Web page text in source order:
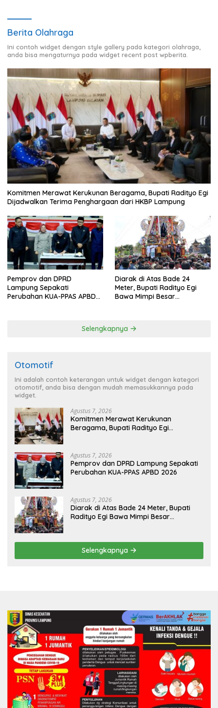
Berita Olahraga
Ini contoh widget dengan style gallery pada kategori olahraga,
anda bisa mengaturnya pada widget recent post wpberita.
Komitmen Merawat Kerukunan Beragama, Bupati Radityo Egi
Dijadwalkan Terima Penghargaan dari HKBP Lampung
Pemprov dan DPRD
Lampung Sepakati
Perubahan KUA-PPAS APBD
Diarak di Atas Bade 24
Meter, Bupati Radityo Egi
Bawa Mimpi Besar
Selengkapnya
Otomotif
Ini adalah contoh keterangan untuk widget dengan kategori
otomotif, anda bisa dengan mudah memasukkannya pada
widget.
Agustus 7, 2026
Komitmen Merawat Kerukunan
Beragama, Bupati Radityo Egi
Agustus 7, 2026
Pemprov dan DPRD Lampung Sepakati
Perubahan KUA-PPAS APBD 2026
Agustus 7, 2026
Diarak di Atas Bade 24 Meter, Bupati
Radityo Egi Bawa Mimpi Besar
Selengkapnya